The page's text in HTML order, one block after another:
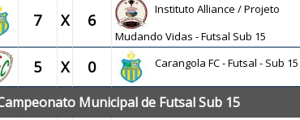
7 X 6
Instituto Alliance / Projeto
Mudando Vidas - Futsal Sub 15
5 X 0 Carangola FC - Futsal - Sub 15
Municipal de Futsal Sub 15